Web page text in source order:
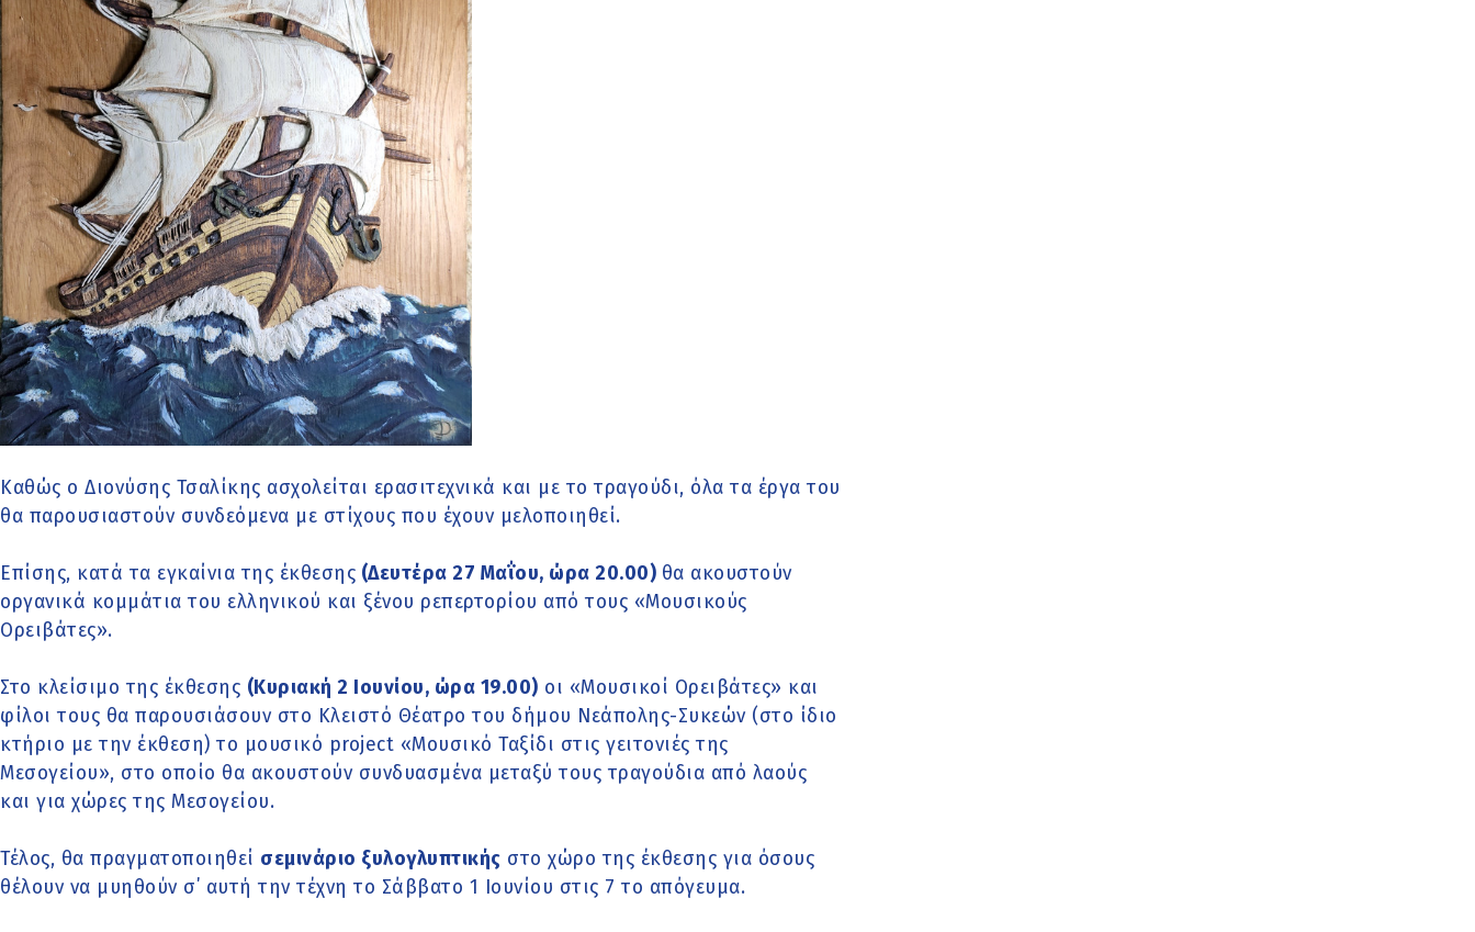
Καθώς ο Διονύσης Τσαλίκης ασχολείται ερασιτεχνικά και με το τραγούδι, όλα τα έργα του
θα παρουσιαστούν συνδεόμενα με στίχους που έχουν μελοποιηθεί.
Επίσης, κατά τα εγκαίνια της έκθεσης (Δευτέρα 27 Μαΐου, ώρα 20.00) θα ακουστούν
οργανικά κομμάτια του ελληνικού και ξένου ρεπερτορίου από τους «Μουσικούς
Ορειβάτες».
Στο κλείσιμο της έκθεσης (Κυριακή 2 Ιουνίου, ώρα 19.00) οι «Μουσικοί Ορειβάτες» και
φίλοι τους θα παρουσιάσουν στο Κλειστό Θέατρο του δήμου Νεάπολης-Συκεών (στο ίδιο
κτήριο με την έκθεση) το μουσικό project «Μουσικό Ταξίδι στις γειτονιές της
Μεσογείου», στο οποίο θα ακουστούν συνδυασμένα μεταξύ τους τραγούδια από λαούς
και για χώρες της Μεσογείου.
Τέλος, θα πραγματοποιηθεί σεμινάριο ξυλογλυπτικής στο χώρο της έκθεσης για όσους
θέλουν να μυηθούν σ΄ αυτή την τέχνη το Σάββατο 1 Ιουνίου στις 7 το απόγευμα.